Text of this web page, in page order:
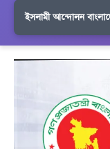
ইসলামী আন্দোলন